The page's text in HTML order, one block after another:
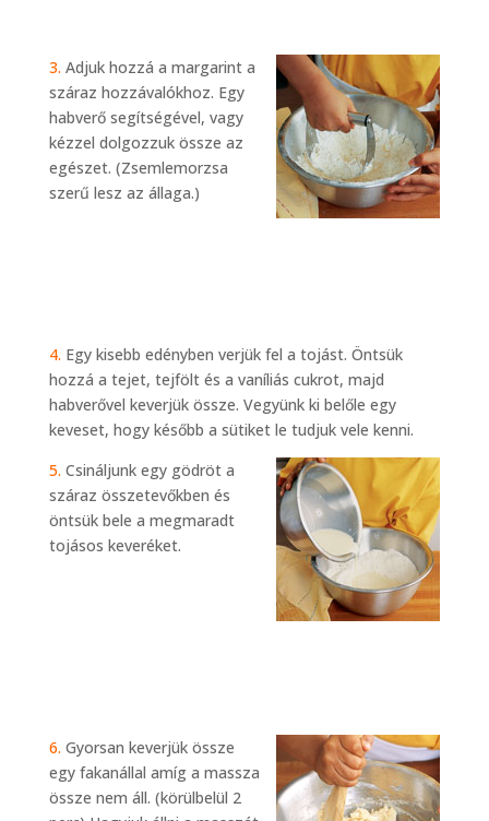
3. Adjuk hozzá a margarint a
száraz hozzávalókhoz. Egy
habverő segítségével, vagy
kézzel dolgozzuk össze az
egészet. (Zsemlemorzsa
szerű lesz az állaga.)
4. Egy kisebb edényben verjük fel a tojást. Öntsük
hozzá a tejet, tejfölt és a vaníliás cukrot, majd
habverővel keverjük össze. Vegyünk ki belőle egy
keveset, hogy később a sütiket le tudjuk vele kenni.
5. Csináljunk egy gödröt a
száraz összetevőkben és
öntsük bele a megmaradt
tojásos keveréket.
6. Gyorsan keverjük össze
egy fakanállal amíg a massza
össze nem áll. (körülbelül 2